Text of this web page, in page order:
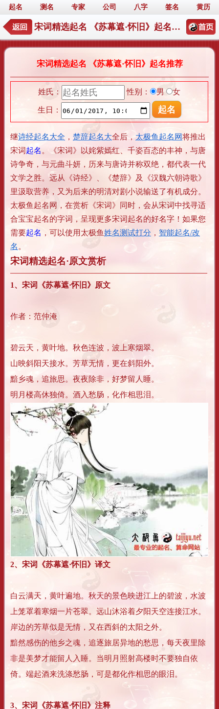
起名 测名 专家 公司 八字 签名 黄历
宋词精选起名 《苏幕遮·怀旧》起名推荐
宋词精选起名 《苏幕遮·怀旧》起名推荐
姓氏： 性别： 男 女
生日：
继诗经起名大全 ， 楚辞起名大全后，太极鱼起名网将推出
宋词起名 。《宋词》以姹紫嫣红、千姿百态的丰神，与唐
诗争奇，与元曲斗妍，历来与唐诗并称双绝，都代表一代
文学之胜。远从《诗经》、《楚辞》及《汉魏六朝诗歌》
里汲取营养，又为后来的明清对剧小说输送了有机成分。
太极鱼起名网，在赏析《宋词》同时，会从宋词中找寻适
合宝宝起名的字词，呈现更多宋词起名的好名字！ 如果您
需要起名 ，可以使用太极鱼姓名测试打分 ， 智能起名/改
名 。
宋词精选起名·原文赏析
1、宋词《苏幕遮·怀旧》原文
作者：范仲淹
碧云天，黄叶地。秋色连波，波上寒烟翠。
山映斜阳天接水。芳草无情，更在斜阳外。
黯乡魂，追旅思。夜夜除非，好梦留人睡。
明月楼高休独倚。酒入愁肠，化作相思泪。
2、宋词《苏幕遮·怀旧》译文
白云满天，黄叶遍地。秋天的景色映进江上的碧波，水波
上笼罩着寒烟一片苍翠。远山沐浴着夕阳天空连接江水。
岸边的芳草似是无情，又在西斜的太阳之外。
黯然感伤的他乡之魂，追逐旅居异地的愁思，每天夜里除
非是美梦才能留人入睡。当明月照射高楼时不要独自依
倚。端起酒来洗涤愁肠，可是都化作相思的眼泪。
3、宋词《苏幕遮·怀旧》注释